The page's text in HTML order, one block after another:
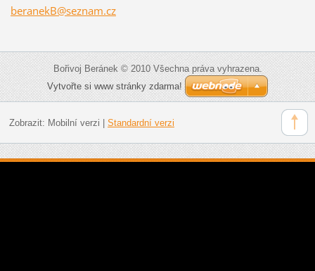
beranekB@seznam.cz
Bořivoj Beránek © 2010 Všechna práva vyhrazena.
Vytvořte si www stránky zdarma!
Zobrazit: Mobilní verzi Standardní verzi